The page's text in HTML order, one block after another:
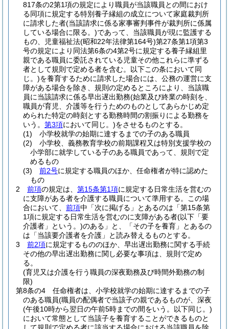
817条の2第1項の規定により職員が当該職員との間におけ
る同項に規定する特別養子縁組の成立について家庭裁判所
に請求した者(当該請求に係る家事審判事件が裁判所に係属
している場合に限る。)であって、当該職員が現に監護する
もの、児童福祉法(昭和22年法律第164号)第27条第1項第3
号の規定により同法第6条の4第2号に規定する養子縁組里
親である職員に委託されている児童その他これらに準ずる
者として規則で定める者を含む。以下この条において同
じ。)を養育するために請求した場合には、公務の運営に支
障がある場合を除き、規則の定めるところにより、当該職
員に当該請求に係る早出遅出勤務(始業及び終業の時刻を、
職員が育児、介護等を行うためのものとしてあらかじめ定
められた特定の時刻とする勤務時間の割振りによる勤務を
いう。 第3項において同じ。)をさせるものとする。
(1)
小学校就学の始期に達するまでの子のある職員
(2)
小学校、義務教育学校の前期課程又は特別支援学校の
小学部に就学している子のある職員であって、規則で定
めるもの
(3)
前2号に規定する職員のほか、任命権者が特に認めた
もの
2
前項の規定は、 第15条第1項に規定する日常生活を営むの
に支障がある者を介護する職員について準用する。
この場
合において、 前項中「次に掲げる」とあるのは「第15条第
1項に規定する日常生活を営むのに支障がある者(以下「要
介護者」という。)のある」と、「その子を養育」とあるの
は「当該要介護者を介護」と読み替えるものとする。
3
前2項に規定するもののほか、早出遅出勤務に関する手続
その他の早出遅出勤務に関し必要な事項は、規則で定め
る。
(育児又は介護を行う職員の深夜勤務及び時間外勤務の制
限)
第8条の4
任命権者は、小学校就学の始期に達するまでの子
のある職員(職員の配偶者で当該子の親であるものが、深夜
(午後10時から翌日の午前5時までの間をいう。以下同じ。)
において常態として当該子を養育することができるものと